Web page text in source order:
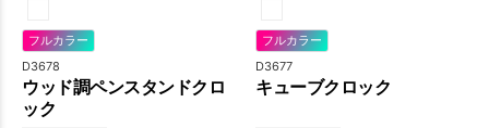
フルカラー
D3678
ウッド調ペンスタンドクロ
ック
フルカラー
D3677
キューブクロック